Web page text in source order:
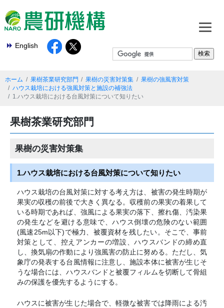
English
ホーム 果樹茶業研究部門 果樹の災害対策集
果樹の強風害対策
ハウス栽培における強風対策と施設の補強法
1.ハウス栽培における台風対策について知りたい
果樹茶業研究部門
果樹の災害対策集
1.ハウス栽培における台風対策について知りたい
ハウス栽培の台風対策に対する考え方は、被害の発生時期が
果実の収穫の前後で大きく異なる。収穫前の果実の着果して
いる時期であれば、強風による果実の落下、擦れ傷、汚染果
の発生などを避ける意味で、ハウス倒壊の危険のない範囲
(風速25m以下)で極力、被覆資材を残したい。そこで、事前
対策として、控えアンカーの増設、ハウスバンドの締め直
し、換気扇の作動により強風害の防止に努める。ただし、気
象庁の発表する台風情報に注意し、施設本体に被害が生じそ
うな場合には、ハウスバンドと被覆フィルムを切断して骨組
みの保護を優先するようにする。
ハウスに被害が生じた場合で、軽微な被害では降雨による汚